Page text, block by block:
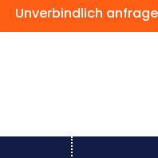
Unverbindlich